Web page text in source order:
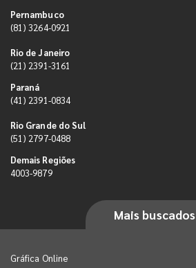
Pernambuco
(81) 3264-0921
Rio de Janeiro
(21) 2391-3161
Paraná
(41) 2391-0834
Rio Grande do Sul
(51) 2797-0488
Demais Regiões
4003-9879
Mais buscados
Gráfica Online